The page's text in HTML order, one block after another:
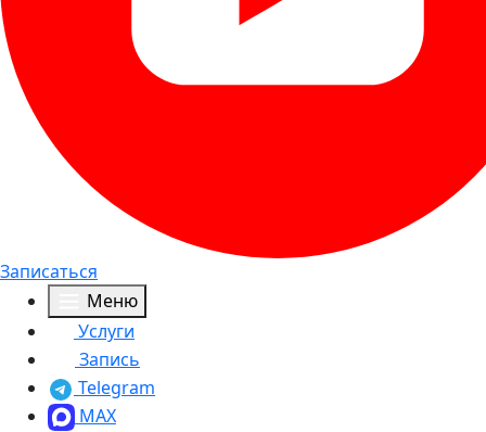
Записаться
Меню
Услуги
Запись
Telegram
MAX